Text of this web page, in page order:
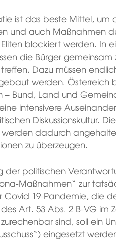
ist das beste Mittel, um
und auch Maßnahmen
blockiert werden. In
die Bürger
Dazu müssen
werden. Österreich
– Bund, Land und
intensivere
Diskussionskultur.
dadurch
zu überzeugen.
der politischen
Maßnahmen“ zur
Covid 19-Pandemie, die
Art. 53 Abs. 2 B-VG im
zurechenbar sind, soll ein
eingesetzt